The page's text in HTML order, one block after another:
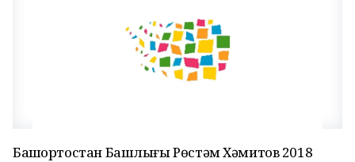
Башҡортостан Башлығы Рөстәм Хәмитов 2018